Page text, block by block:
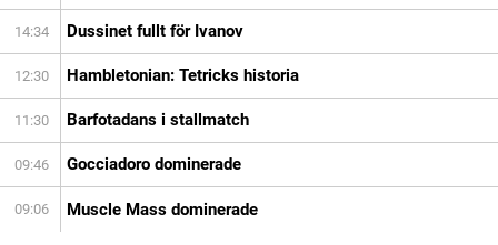
14:34 Dussinet fullt för Ivanov
12:30 Hambletonian: Tetricks historia
11:30 Barfotadans i stallmatch
09:46 Gocciadoro dominerade
09:06 Muscle Mass dominerade